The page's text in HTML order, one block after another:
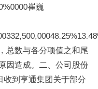
崔巍
总数与各分项值之和尾
因造成。二、公司股份
收到亨通集团关于部分